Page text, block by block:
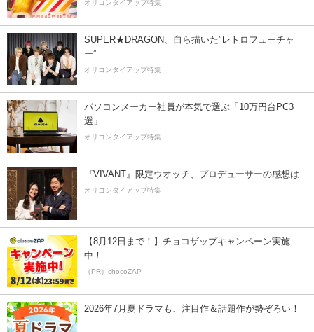
オリコンタイアップ特集
SUPER★DRAGON、自ら描いた”レトロフューチャ
ー”
オリコンタイアップ特集
パソコンメーカー社員が本気で選ぶ「10万円台PC3
選」
オリコンタイアップ特集
『VIVANT』限定ウオッチ、プロデューサーの感想は
オリコンタイアップ特集
【8月12日まで！】チョコザップキャンペーン実施
中！
（PR）chocoZAP
2026年7月夏ドラマも、注目作＆話題作が勢ぞろい！